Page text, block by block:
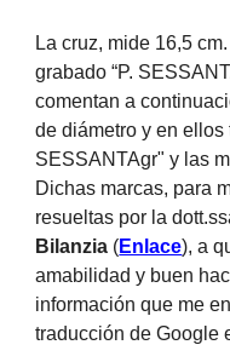
La cruz, mide 16,5
grabado “P.
comentan a
de diámetro y en ellos
SESSANTAgr" y las
Dichas marcas, para
resueltas por la
Bilanzia (Enlace), a
amabilidad y buen
información que me
traducción de Google